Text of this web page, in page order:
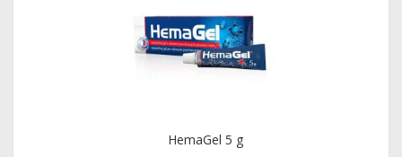
HemaGel 5 g